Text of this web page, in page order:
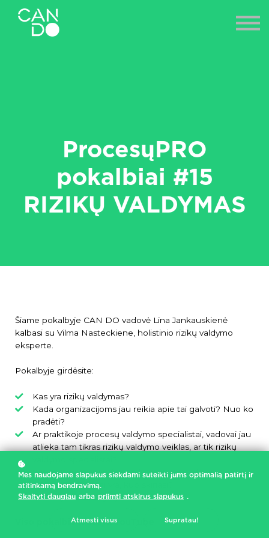
ProcesųPRO
pokalbiai #15
RIZIKŲ VALDYMAS
Šiame pokalbyje CAN DO vadovė Lina Jankauskienė
kalbasi su Vilma Nasteckiene, holistinio rizikų valdymo
eksperte.
Pokalbyje girdėsite:
Kas yra rizikų valdymas?
Kada organizacijoms jau reikia apie tai galvoti? Nuo ko
pradėti?
Ar praktikoje procesų valdymo specialistai, vadovai jau
atlieka tam tikras rizikų valdymo veiklas, ar tik rizikų
Sąsaja tarp rizikų valdymo ir procesų valdymo
KPI ir KRI - kas tai yra, kuo skiriasi?
Palinkėjimai klausytojams
Viso pokalbio klausyk YouTube
Mes naudojame slapukus siekdami suteikti jums optimalią patirtį ir
atitinkamą bendravimą.
Skaityti daugiau arba priimti atskirus slapukus .
Atmesti visus Supratau!